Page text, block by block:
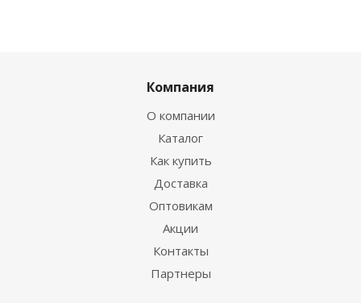
Компания
О компании
Каталог
Как купить
Доставка
Оптовикам
Акции
Контакты
Партнеры